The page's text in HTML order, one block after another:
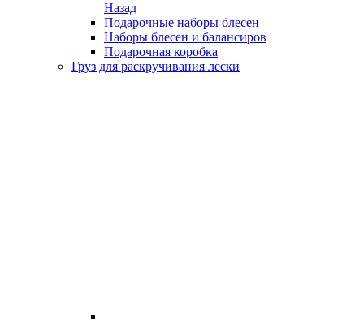
Назад
Подарочные наборы блесен
Наборы блесен и балансиров
Подарочная коробка
Груз для раскручивания лески